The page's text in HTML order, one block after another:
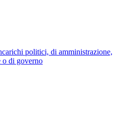
politici, di amministrazione,
o di governo